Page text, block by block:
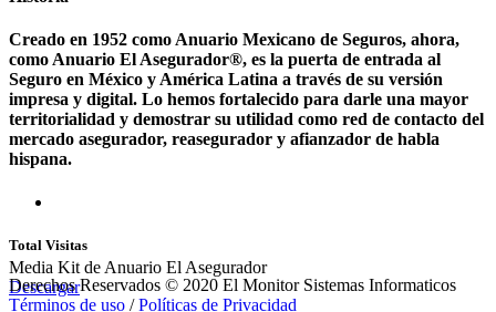
Creado en 1952 como Anuario Mexicano de Seguros, ahora,
como Anuario El Asegurador®, es la puerta de entrada al
Seguro en México y América Latina a través de su versión
impresa y digital. Lo hemos fortalecido para darle una mayor
territorialidad y demostrar su utilidad como red de contacto del
mercado asegurador, reasegurador y afianzador de habla
hispana.
Total Visitas
Media Kit de Anuario El Asegurador
Descargar
Derechos Reservados © 2020 El Monitor Sistemas Informaticos
Términos de uso /Políticas de Privacidad